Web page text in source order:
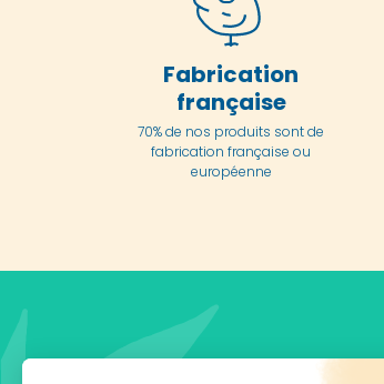
Fabrication
française
70% de nos produits sont de
fabrication française ou
européenne